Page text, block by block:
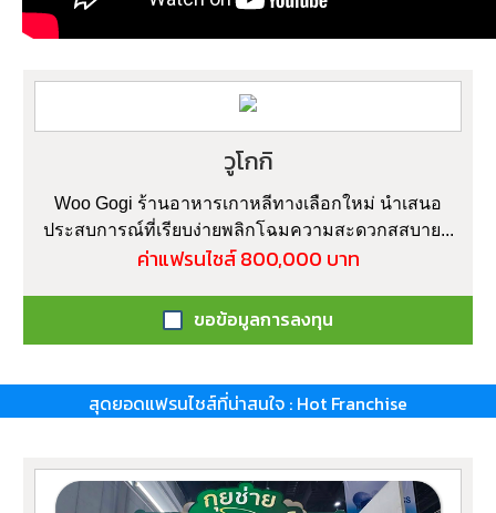
วูโกกิ
Woo Gogi ร้านอาหารเกาหลีทางเลือกใหม่ นำเสนอ
ประสบการณ์ที่เรียบง่ายพลิกโฉมความสะดวกสสบาย...
ค่าแฟรนไชส์ 800,000 บาท
ขอข้อมูลการลงทุน
สุดยอดแฟรนไชส์ที่น่าสนใจ : Hot Franchise